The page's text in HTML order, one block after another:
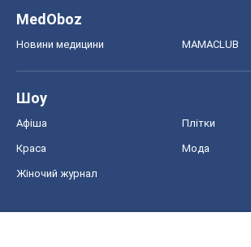
MedOboz
Новини медицини MAMACLUB
Шоу
Афіша Плітки
Краса Мода
Жіночий журнал